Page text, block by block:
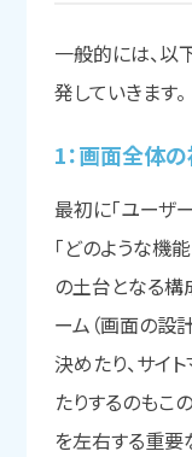
一般的には、以
発していきます。
1：画面全体の
最初に「ユーザ
「どのような機
の土台となる構
ーム（画面の設
決めたり、サイ
たりするのもこ
を左右する重要